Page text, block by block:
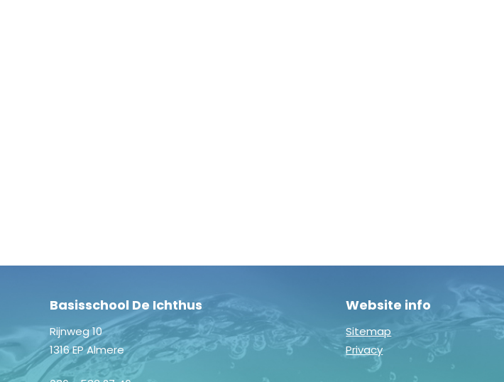
Basisschool De Ichthus
Rijnweg 10
1316 EP Almere
Website info
Sitemap
Privacy